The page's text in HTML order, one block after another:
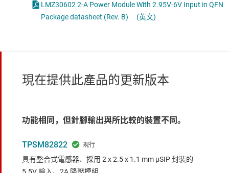
LMZ30602 2-A Power Module With 2.95V-6V Input in QFN
Package datasheet (Rev. B)
(英文)
現在提供此產品的更新版本
功能相同，但針腳輸出與所比較的裝置不同。
TPSM82822
具有整合式電感器、採用 2 x 2.5 x 1.1 mm μSIP 封裝的